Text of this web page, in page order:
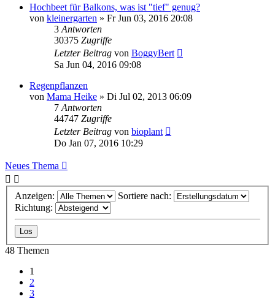
Hochbeet für Balkons, was ist "tief" genug?
von kleinergarten » Fr Jun 03, 2016 20:08
3 Antworten
30375 Zugriffe
Letzter Beitrag von BoggyBert
Sa Jun 04, 2016 09:08
Regenpflanzen
von Mama Heike » Di Jul 02, 2013 06:09
7 Antworten
44747 Zugriffe
Letzter Beitrag von bioplant
Do Jan 07, 2016 10:29
Neues Thema
Anzeigen:
Sortiere nach:
Richtung:
48 Themen
1
2
3